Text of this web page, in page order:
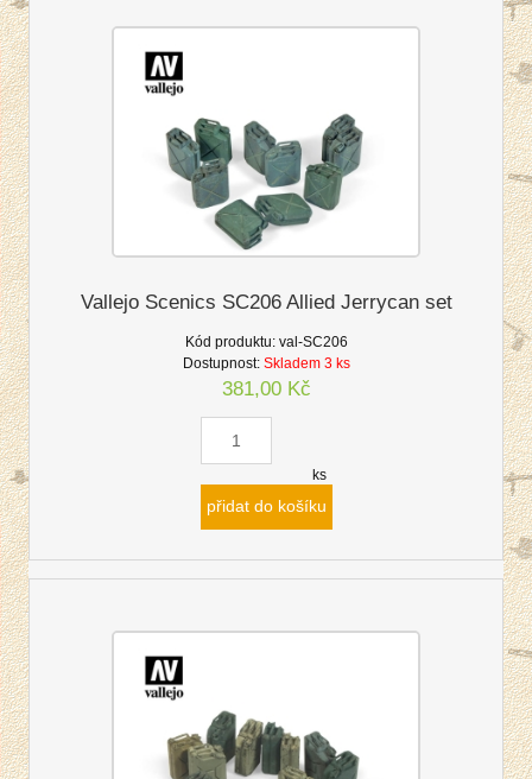
Vallejo Scenics SC206 Allied Jerrycan set
Kód produktu: val-SC206
Dostupnost: Skladem 3 ks
381,00 Kč
ks
přidat do košíku